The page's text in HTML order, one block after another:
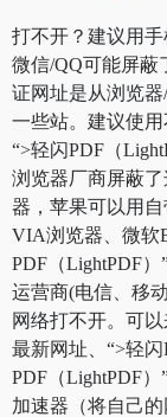
打不开？建议用手
微信/QQ可能屏蔽
证网址是从浏览
一些站。建议使
“>轻闪PDF（
浏览器厂商屏蔽
器，苹果可以用
VIA浏览器、微软
PDF（LightPDF
运营商(电信、移
网络打不开。可
最新网址、“>轻
PDF（LightPDF
加速器（将自己